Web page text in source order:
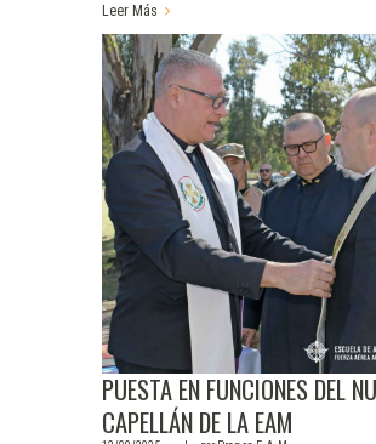
Leer Más
PUESTA EN FUNCIONES DEL
CAPELLÁN DE LA EAM